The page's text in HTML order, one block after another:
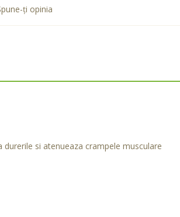
ţi opinia
si atenueaza crampele musculare